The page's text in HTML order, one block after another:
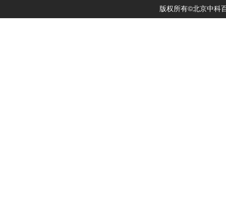
版权所有©北京中科